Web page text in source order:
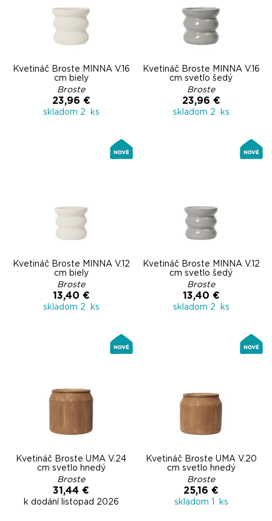
Kvetináč Broste MINNA V.16
cm biely
Broste
23,96 €
skladom 2 ks
Kvetináč Broste MINNA V.16
cm svetlo šedý
Broste
23,96 €
skladom 2 ks
Kvetináč Broste MINNA V.12
cm biely
Broste
13,40 €
skladom 2 ks
Kvetináč Broste MINNA V.12
cm svetlo šedý
Broste
13,40 €
skladom 2 ks
Kvetináč Broste UMA V.24
cm svetlo hnedý
Broste
31,44 €
k dodání listopad 2026
Kvetináč Broste UMA V.20
cm svetlo hnedý
Broste
25,16 €
skladom 1 ks